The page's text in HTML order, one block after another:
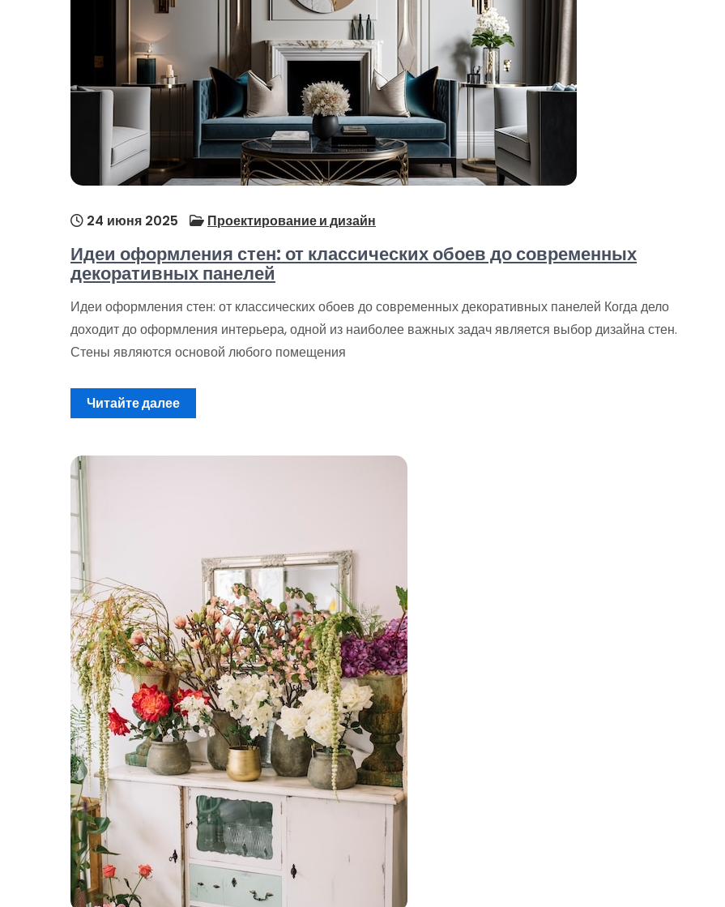
24 июня 2025 Проектирование и дизайн
Идеи оформления стен: от классических обоев до современных
декоративных панелей
Идеи оформления стен: от классических обоев до современных декоративных панелей Когда дело
доходит до оформления интерьера, одной из наиболее важных задач является выбор дизайна стен.
Стены являются основой любого помещения
Читайте далее